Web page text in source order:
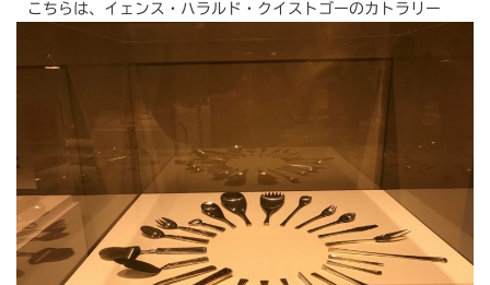
こちらは、イェンス・ハラルド・クイストゴーのカトラリー